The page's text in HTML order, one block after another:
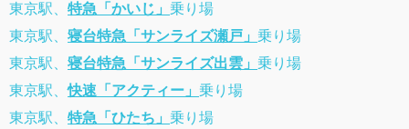
東京駅、 特急「かいじ」 乗り場
東京駅、 寝台特急「サンライズ瀬戸」 乗り場
東京駅、 寝台特急「サンライズ出雲」 乗り場
東京駅、快速「アクティー」 乗り場
東京駅、 特急「ひたち」 乗り場